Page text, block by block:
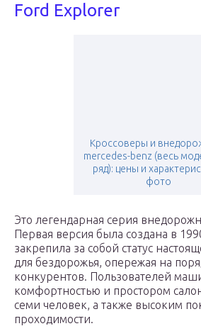
Ford Explorer
Кроссоверы и
mercedes-benz (весь
ряд): цены и
фото
Это легендарная серия
Первая версия была создана в
закрепила за собой статус
для бездорожья, опережая на
конкурентов. Пользователей
комфортностью и простором
семи человек, а также высоким
проходимости.